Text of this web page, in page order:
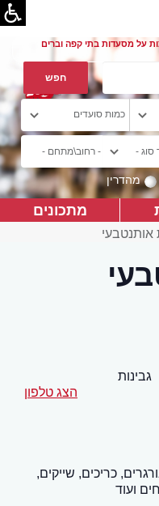
על מסעדות בתי קפה וברים
מהדרין
מתכונים
גבינות
הצג טלפון
כריכים, שייקים,
ועוד